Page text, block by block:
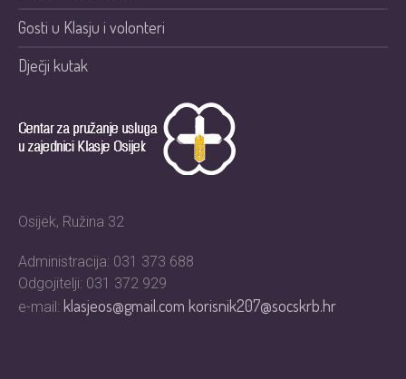
Gosti u Klasju i volonteri
Dječji kutak
Osijek, Ružina 32
Administracija: 031 373 688
Odgojitelji: 031 372 929
e-mail: klasjeos@gmail.comkorisnik207@socskrb.hr